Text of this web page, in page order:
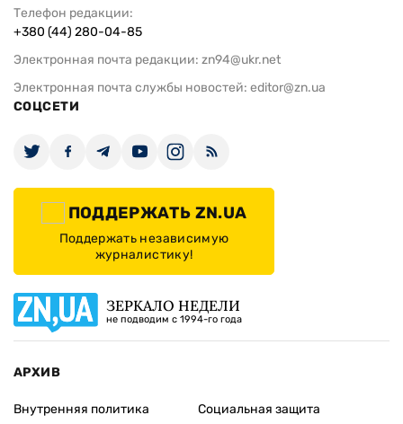
Телефон редакции:
+380 (44) 280-04-85
Электронная почта редакции: zn94@ukr.net
Электронная почта службы новостей: editor@zn.ua
СОЦСЕТИ
ПОДДЕРЖАТЬ ZN.UA
Поддержать независимую
журналистику!
ЗЕРКАЛО НЕДЕЛИ
не подводим с 1994-го года
АРХИВ
Внутренняя политика
Социальная защита